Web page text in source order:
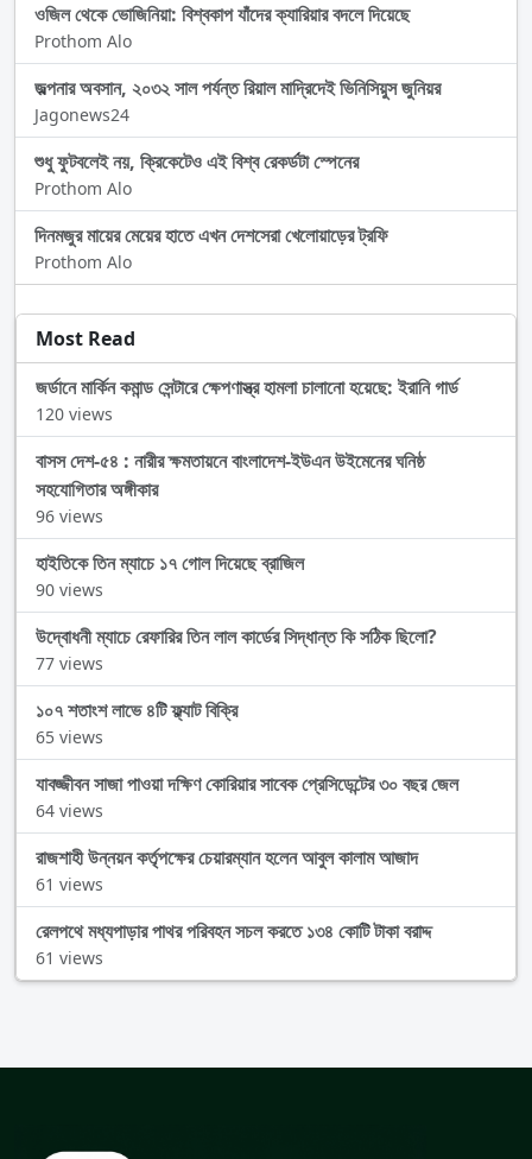
ওজিল থেকে ভোজিনিয়া: বিশ্বকাপ যাঁদের ক্যারিয়ার বদলে দিয়েছে
Prothom Alo
জল্পনার অবসান, ২০৩২ সাল পর্যন্ত রিয়াল মাদ্রিদেই ভিনিসিয়ুস জুনিয়র
Jagonews24
শুধু ফুটবলেই নয়, ক্রিকেটেও এই বিশ্ব রেকর্ডটা স্পেনের
Prothom Alo
দিনমজুর মায়ের মেয়ের হাতে এখন দেশসেরা খেলোয়াড়ের ট্রফি
Prothom Alo
Most Read
জর্ডানে মার্কিন কমান্ড সেন্টারে ক্ষেপণাস্ত্র হামলা চালানো হয়েছে: ইরানি গার্ড
120 views
বাসস দেশ-৫৪ : নারীর ক্ষমতায়নে বাংলাদেশ-ইউএন উইমেনের ঘনিষ্ঠ
সহযোগিতার অঙ্গীকার
96 views
হাইতিকে তিন ম্যাচে ১৭ গোল দিয়েছে ব্রাজিল
90 views
উদ্বোধনী ম্যাচে রেফারির তিন লাল কার্ডের সিদ্ধান্ত কি সঠিক ছিলো?
77 views
১০৭ শতাংশ লাভে ৪টি ফ্ল্যাট বিক্রি
65 views
যাবজ্জীবন সাজা পাওয়া দক্ষিণ কোরিয়ার সাবেক প্রেসিডেন্টের ৩০ বছর জেল
64 views
রাজশাহী উন্নয়ন কর্তৃপক্ষের চেয়ারম্যান হলেন আবুল কালাম আজাদ
61 views
রেলপথে মধ্যপাড়ার পাথর পরিবহন সচল করতে ১৩৪ কোটি টাকা বরাদ্দ
61 views